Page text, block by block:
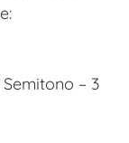
– 3